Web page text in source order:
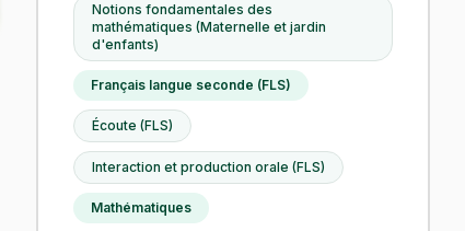
Notions fondamentales des
mathématiques (Maternelle et jardin
d'enfants)
Français langue seconde (FLS)
Écoute (FLS)
Interaction et production orale (FLS)
Mathématiques